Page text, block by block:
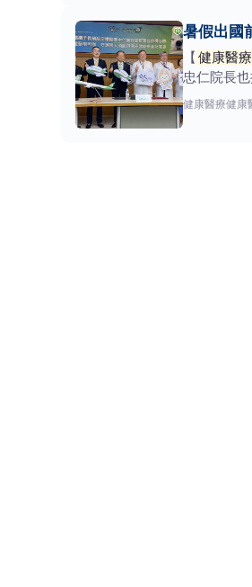
暑假出國
【 健康醫療
忠仁院長
要。尤其本
健康醫療健康